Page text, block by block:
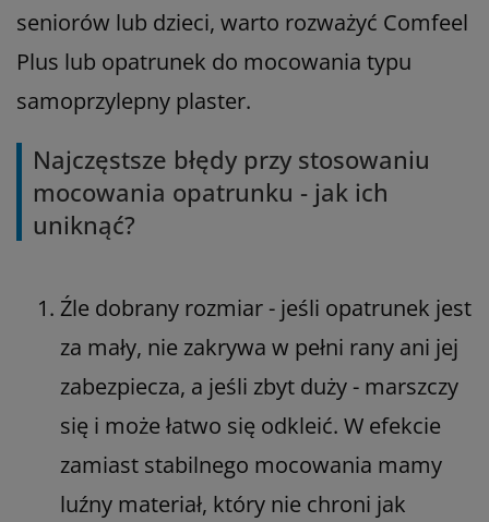
seniorów lub dzieci, warto rozważyć Comfeel
Plus lub opatrunek do mocowania typu
samoprzylepny plaster.
Najczęstsze błędy przy stosowaniu
mocowania opatrunku - jak ich
uniknąć?
Źle dobrany rozmiar - jeśli opatrunek jest
za mały, nie zakrywa w pełni rany ani jej
zabezpiecza, a jeśli zbyt duży - marszczy
się i może łatwo się odkleić. W efekcie
zamiast stabilnego mocowania mamy
luźny materiał, który nie chroni jak